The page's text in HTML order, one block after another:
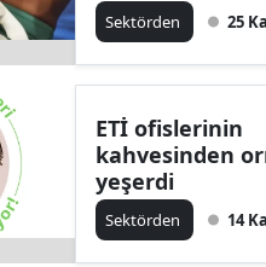
Sektörden 25
ETİ ofislerinin
kahvesinden
yeşerdi
Sektörden 14